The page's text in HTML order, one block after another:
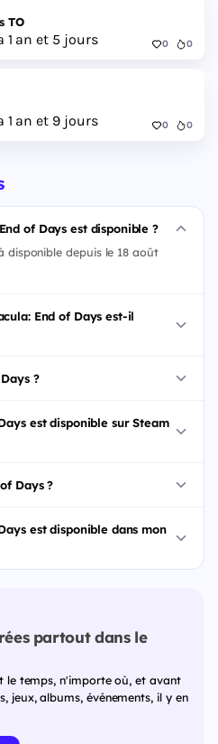
TO
1 an et 5 jours 0 0
1 an et 9 jours 0 0
of Days est disponible ?
disponible depuis le 18 août
End of Days est-il
?
est disponible sur Steam
Days ?
est disponible dans mon
partout dans le
temps, n'importe où, et avant
jeux, albums, événements, il y en